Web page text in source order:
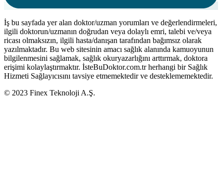
İş bu sayfada yer alan doktor/uzman yorumları ve değerlendirmeleri,
ilgili doktorun/uzmanın doğrudan veya dolaylı emri, talebi ve/veya
ricası olmaksızın, ilgili hasta/danışan tarafından bağımsız olarak
yazılmaktadır. Bu web sitesinin amacı sağlık alanında kamuoyunun
bilgilenmesini sağlamak, sağlık okuryazarlığını arttırmak, doktora
erişimi kolaylaştırmaktır. İsteBuDoktor.com.tr herhangi bir Sağlık
Hizmeti Sağlayıcısını tavsiye etmemektedir ve desteklememektedir.
© 2023 Finex Teknoloji A.Ş.